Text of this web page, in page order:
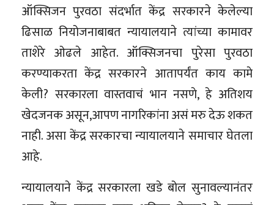
ऑक्सिजन पुरवठा संदर्भात केंद्र सरकारने केलेल्या
ढिसाळ नियोजनाबाबत न्यायालयाने त्यांच्या कामावर
ताशेरे ओढले आहेत. ऑक्सिजनचा पुरेसा पुरवठा
करण्याकरता केंद्र सरकारने आतापर्यंत काय कामे
केली? सरकारला वास्तवाचं भान नसणे, हे अतिशय
खेदजनक असून,आपण नागरिकांना असं मरु देऊ शकत
नाही. असा केंद्र सरकारचा न्यायालयाने समाचार घेतला
आहे.
न्यायालयाने केंद्र सरकारला खडे बोल सुनावल्यानंतर